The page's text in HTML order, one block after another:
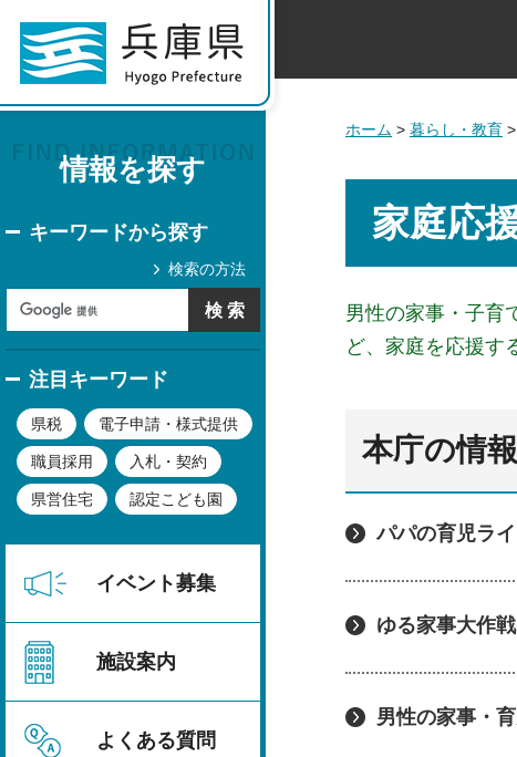
情報を探す
キーワードから探す
検索の方法
注目キーワード
県税 電子申請・様式提供
職員採用 入札・契約
県営住宅 認定こども園
イベント募集
施設案内
よくある質問
ホーム > 暮らし・教育 >
家庭応
男性の家事・子育
ど、家庭を応援す
本庁の情報
パパの育児ラ
ゆる家事大作戦
男性の家事・